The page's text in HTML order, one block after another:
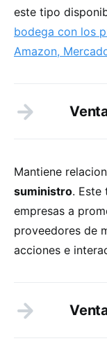
este tipo
bodega con los
Amazon,
Mantiene
suministro. Este
empresas a
proveedores de
acciones e